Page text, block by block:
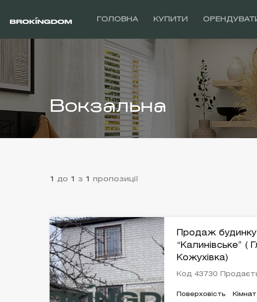
ГОЛОВНА КУПИТИ
Вокзальна
1 до 1 з 1 пропозиції
Продаж будинку
“Калинівське” (
Кожухівка)
Код 43730
Поверховість Кімнат